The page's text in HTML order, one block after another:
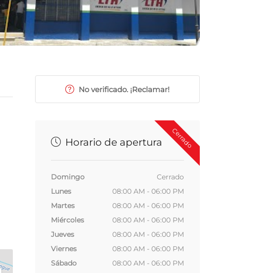
No verificado. ¡Reclamar!
Cerrado
Horario de apertura
Domingo
Cerrado
Lunes
08:00 AM - 06:00 PM
Martes
08:00 AM - 06:00 PM
Miércoles
08:00 AM - 06:00 PM
Jueves
08:00 AM - 06:00 PM
Viernes
08:00 AM - 06:00 PM
Sábado
08:00 AM - 06:00 PM